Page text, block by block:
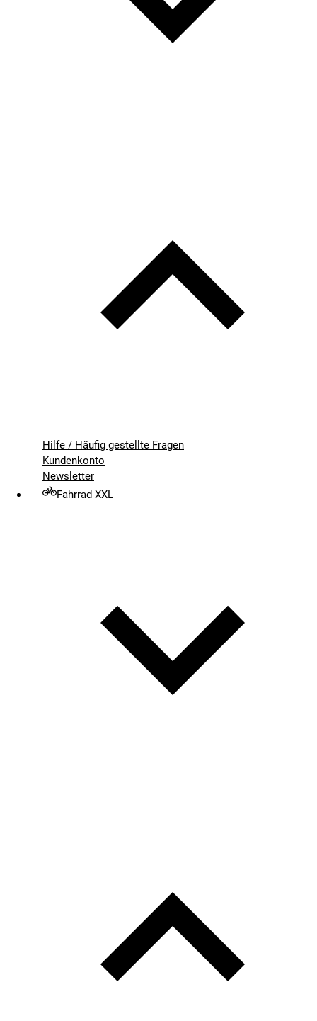
Hilfe / Häufig gestellte Fragen
Kundenkonto
Newsletter
Fahrrad XXL